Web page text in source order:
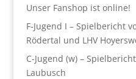
Unser Fanshop ist online!
F-Jugend I – Spielbericht
Rödertal und LHV
C-Jugend (w) –
Laubusch